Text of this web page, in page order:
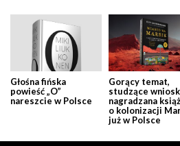
Głośna fińska
powieść „O”
nareszcie w Polsce
Gorący temat,
studzące
nagradzana
o kolonizacji
już w Polsce